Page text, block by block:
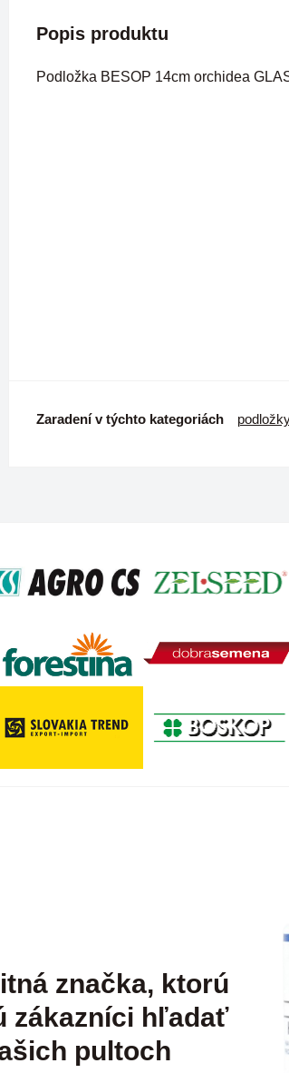
Popis produktu
Podložka BESOP 14cm orchidea
Zaradení v týchto kategoriách
značka, ktorú
zákazníci hľadať
pultoch